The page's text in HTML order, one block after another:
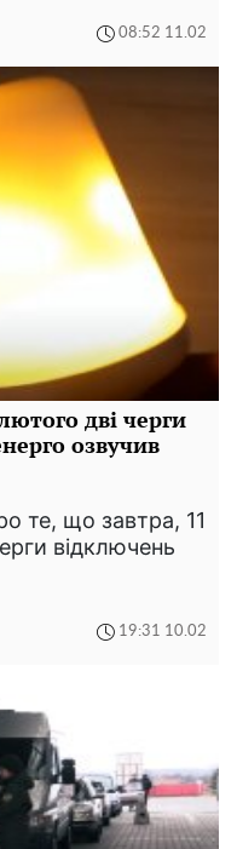
08:52 11.02
дві черги
озвучив
те, що завтра, 11
відключень
19:31 10.02